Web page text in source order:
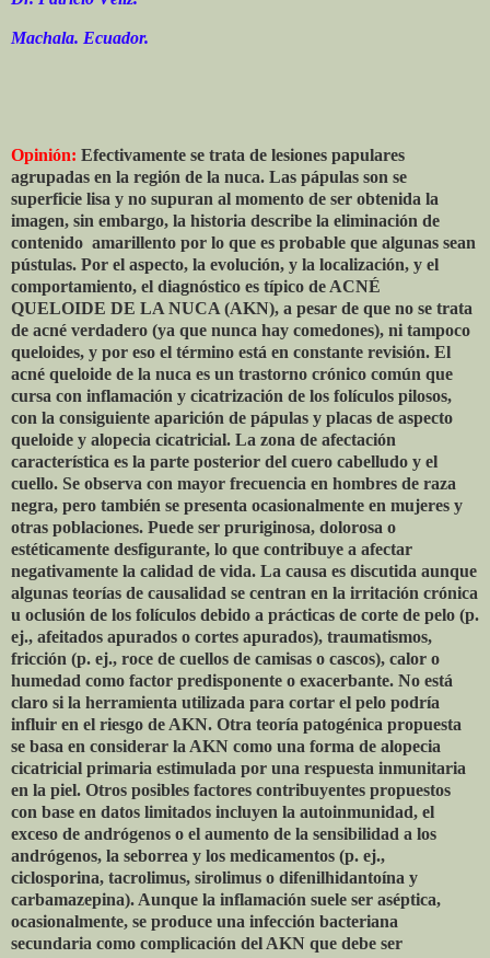
Machala. Ecuador.
Opinión: Efectivamente se trata de lesiones papulares
agrupadas en la región de la nuca. Las pápulas son se
superficie lisa y no supuran al momento de ser obtenida la
imagen, sin embargo, la historia describe la eliminación de
contenido amarillento por lo que es probable que algunas sean
pústulas. Por el aspecto, la evolución, y la localización, y el
comportamiento, el diagnóstico es típico de ACNÉ
QUELOIDE DE LA NUCA (AKN), a pesar de que no se trata
de acné verdadero (ya que nunca hay comedones), ni tampoco
queloides, y por eso el término está en constante revisión. El
acné queloide de la nuca es un trastorno crónico común que
cursa con inflamación y cicatrización de los folículos pilosos,
con la consiguiente aparición de pápulas y placas de aspecto
queloide y alopecia cicatricial. La zona de afectación
característica es la parte posterior del cuero cabelludo y el
cuello. Se observa con mayor frecuencia en hombres de raza
negra, pero también se presenta ocasionalmente en mujeres y
otras poblaciones. Puede ser pruriginosa, dolorosa o
estéticamente desfigurante, lo que contribuye a afectar
negativamente la calidad de vida. La causa es discutida aunque
algunas teorías de causalidad se centran en la irritación crónica
u oclusión de los folículos debido a prácticas de corte de pelo (p.
ej., afeitados apurados o cortes apurados), traumatismos,
fricción (p. ej., roce de cuellos de camisas o cascos), calor o
humedad como factor predisponente o exacerbante. No está
claro si la herramienta utilizada para cortar el pelo podría
influir en el riesgo de AKN. Otra teoría patogénica propuesta
se basa en considerar la AKN como una forma de alopecia
cicatricial primaria estimulada por una respuesta inmunitaria
en la piel. Otros posibles factores contribuyentes propuestos
con base en datos limitados incluyen la autoinmunidad, el
exceso de andrógenos o el aumento de la sensibilidad a los
andrógenos, la seborrea y los medicamentos (p. ej.,
ciclosporina, tacrolimus, sirolimus o difenilhidantoína y
carbamazepina). Aunque la inflamación suele ser aséptica,
ocasionalmente, se produce una infección bacteriana
secundaria como complicación del AKN que debe ser